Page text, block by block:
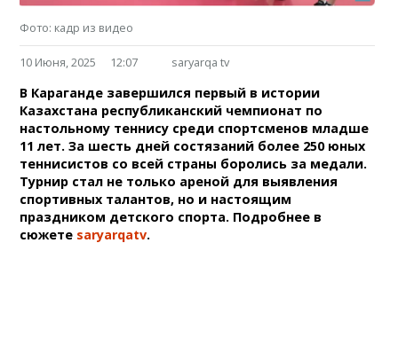
Фото: кадр из видео
10 Июня, 2025 12:07 saryarqa tv
В Караганде завершился первый в истории
Казахстана республиканский чемпионат по
настольному теннису среди спортсменов младше
11 лет. За шесть дней состязаний более 250 юных
теннисистов со всей страны боролись за медали.
Турнир стал не только ареной для выявления
спортивных талантов, но и настоящим
праздником детского спорта. Подробнее в
сюжете saryarqatv.